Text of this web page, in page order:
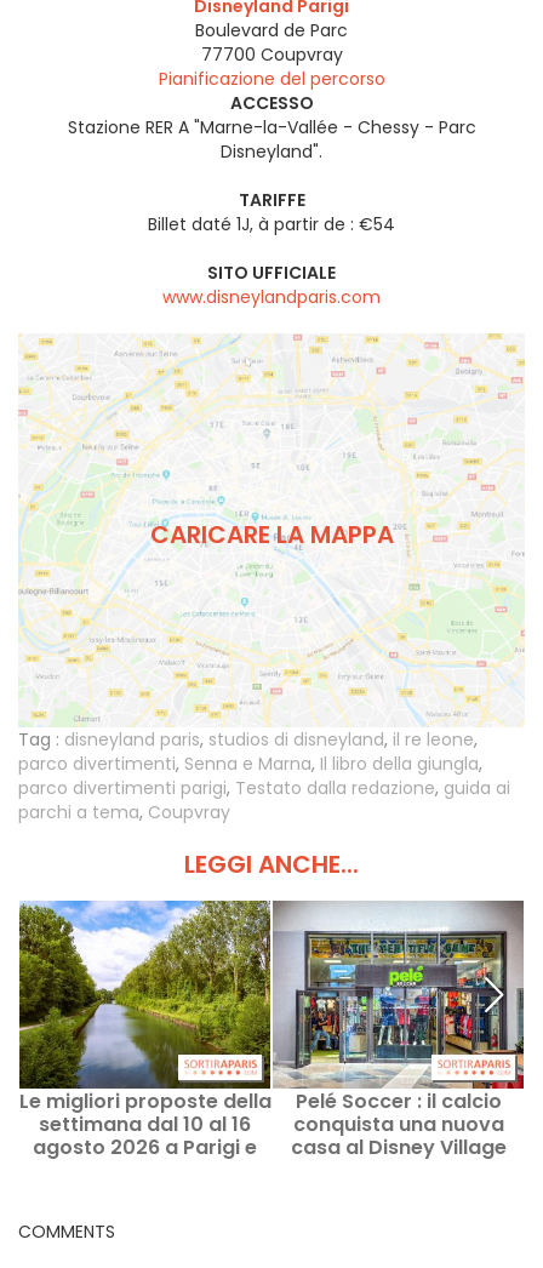
Disneyland Parigi
Boulevard de Parc
77700 Coupvray
Pianificazione del percorso
ACCESSO
Stazione RER A "Marne-la-Vallée - Chessy - Parc
Disneyland".
TARIFFE
Billet daté 1J, à partir de : €54
SITO UFFICIALE
www.disneylandparis.com
CARICARE LA MAPPA
Tag : disneyland paris, studios di disneyland, il re leone,
parco divertimenti, Senna e Marna, Il libro della giungla,
parco divertimenti parigi, Testato dalla redazione, guida ai
parchi a tema, Coupvray
LEGGI ANCHE...
Le migliori proposte della
settimana dal 10 al 16
agosto 2026 a Parigi e
Pelé Soccer : il calcio
conquista una nuova
casa al Disney Village
COMMENTS